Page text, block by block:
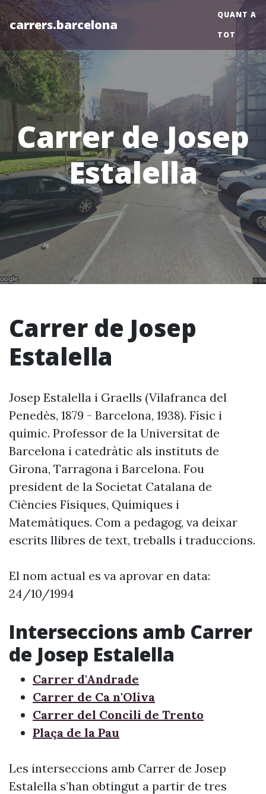
carrers.barcelona
QUANT A
TOT
Carrer de Josep
Estalella
Carrer de Josep
Estalella
Josep Estalella i Graells (Vilafranca del
Penedès, 1879 - Barcelona, 1938). Físic i
químic. Professor de la Universitat de
Barcelona i catedràtic als instituts de
Girona, Tarragona i Barcelona. Fou
president de la Societat Catalana de
Ciències Físiques, Químiques i
Matemàtiques. Com a pedagog, va deixar
escrits llibres de text, treballs i traduccions.
El nom actual es va aprovar en data:
24/10/1994
Interseccions amb Carrer
de Josep Estalella
Carrer d'Andrade
Carrer de Ca n'Oliva
Carrer del Concili de Trento
Plaça de la Pau
Les interseccions amb Carrer de Josep
Estalella s’han obtingut a partir de tres